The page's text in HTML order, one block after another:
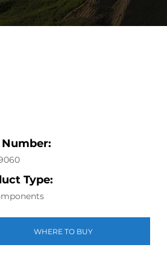
Type:
WHERE TO BUY